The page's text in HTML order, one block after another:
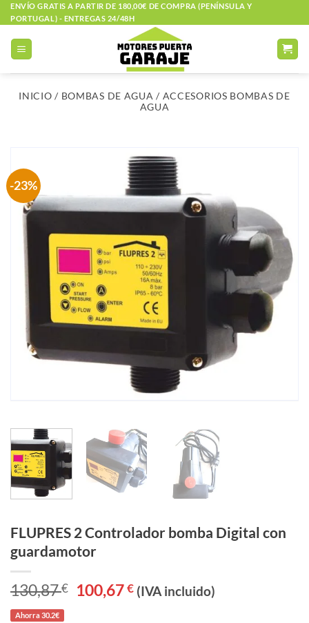
Saltar
al
contenido
ENVÍO GRATIS A PARTIR DE 180,00€ DE COMPRA (PENÍNSULA Y
PORTUGAL) - ENTREGAS 24/48H
INICIO / BOMBAS DE AGUA / ACCESORIOS BOMBAS DE
AGUA
-23%
FLUPRES 2 Controlador bomba Digital con
guardamotor
130,87€
El
precio
100,67€El
precio
(IVA incluido)
Ahorra 30.2€